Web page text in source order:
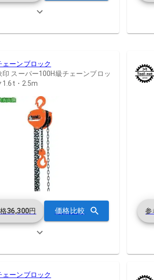
ェーンブロック
印 スーパー100H級チェーンブロッ
1.6t・2.5m
36,300円 価格比較 参
ェーンブロック